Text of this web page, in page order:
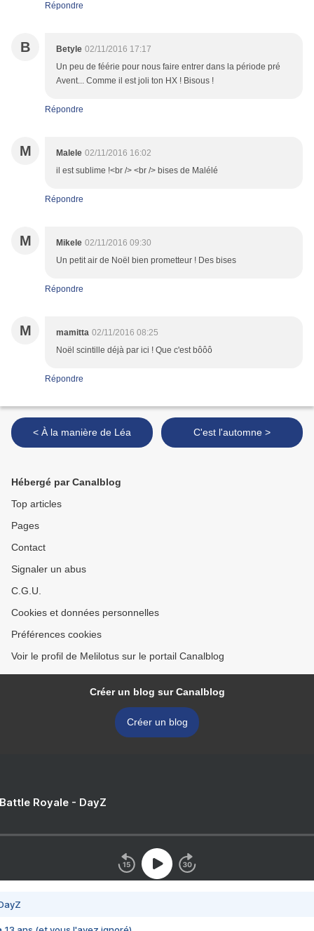
Répondre
B Betyle 02/11/2016 17:17
Un peu de féérie pour nous faire entrer dans la période pré
Avent... Comme il est joli ton HX ! Bisous !
Répondre
M Malele 02/11/2016 16:02
il est sublime !<br /> <br /> bises de Malélé
Répondre
M Mikele 02/11/2016 09:30
Un petit air de Noël bien prometteur ! Des bises
Répondre
M mamitta 02/11/2016 08:25
Noël scintille déjà par ici ! Que c'est bôôô
Répondre
< À la manière de Léa C'est l'automne >
Hébergé par Canalblog
Top articles
Pages
Contact
Signaler un abus
C.G.U.
Cookies et données personnelles
Préférences cookies
Voir le profil de Melilotus sur le portail Canalblog
Créer un blog sur Canalblog
Créer un blog
Royale - DayZ